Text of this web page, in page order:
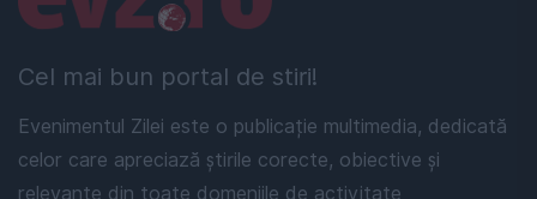
Cel mai bun portal de stiri!
Evenimentul Zilei este o publicație multimedia, dedicată
celor care apreciază știrile corecte, obiective și
relevante din toate domeniile de activitate